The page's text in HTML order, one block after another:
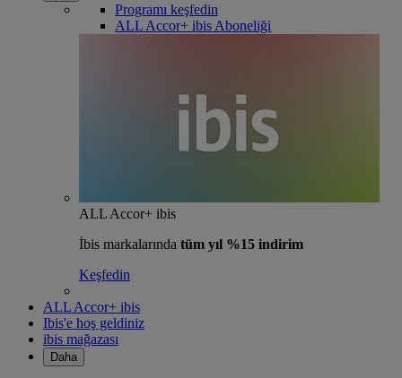
Programı keşfedin
ALL Accor+ ibis Aboneliği
ALL Accor+ ibis
İbis markalarında tüm yıl %15 indirim
Keşfedin
ALL Accor+ ibis
Ibis'e hoş geldiniz
ibis mağazası
Daha